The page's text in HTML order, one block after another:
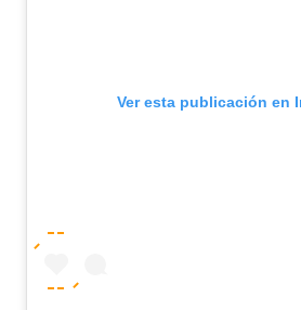
Ver esta publicación en